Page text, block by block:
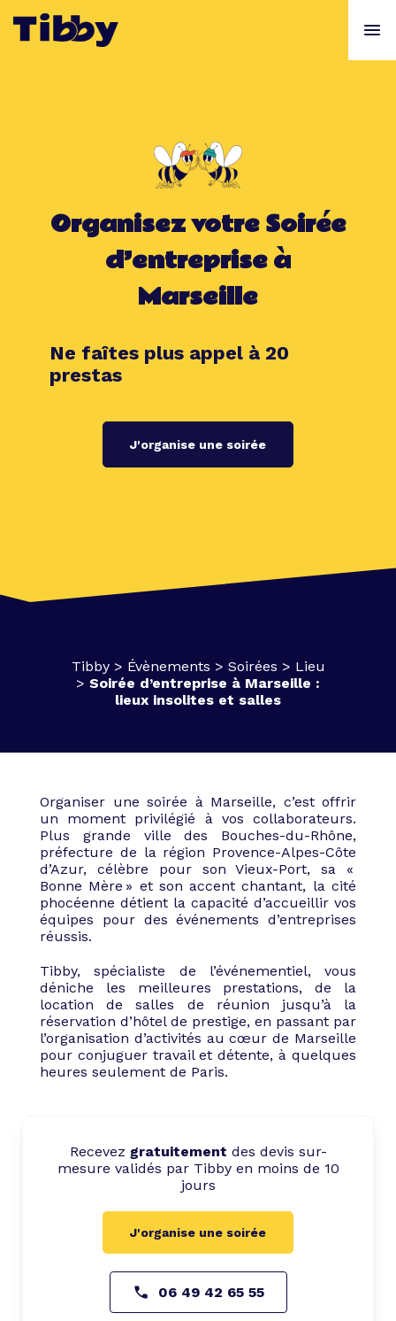
Organisez votre Soirée
d’entreprise à
Marseille
Ne faîtes plus appel à 20
prestas
J'organise une soirée
Tibby> Évènements > Soirées > Lieu
> Soirée d’entreprise à Marseille :
lieux insolites et salles
Organiser une soirée à Marseille, c’est offrir
un moment privilégié à vos collaborateurs.
Plus grande ville des Bouches-du-Rhône,
préfecture de la région Provence-Alpes-Côte
d’Azur, célèbre pour son Vieux-Port, sa «
Bonne Mère » et son accent chantant, la cité
phocéenne détient la capacité d’accueillir vos
équipes pour des événements d’entreprises
réussis.
Tibby, spécialiste de l’événementiel, vous
déniche les meilleures prestations, de la
location de salles de réunion jusqu’à la
réservation d’hôtel de prestige, en passant par
l’organisation d’activités au cœur de Marseille
pour conjuguer travail et détente, à quelques
heures seulement de Paris.
Recevez gratuitement des devis sur-
mesure validés par Tibby en moins de 10
jours
J'organise une soirée
06 49 42 65 55